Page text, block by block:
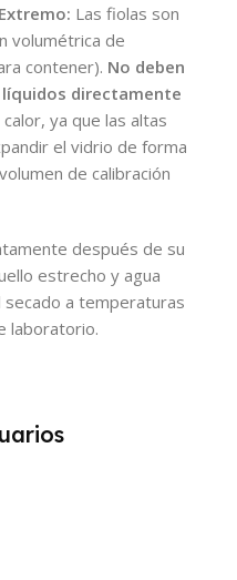
Las fiolas son
volumétrica de
contener). No deben
directamente
ya que las altas
el vidrio de forma
de calibración
después de su
estrecho y agua
secado a temperaturas
laboratorio.